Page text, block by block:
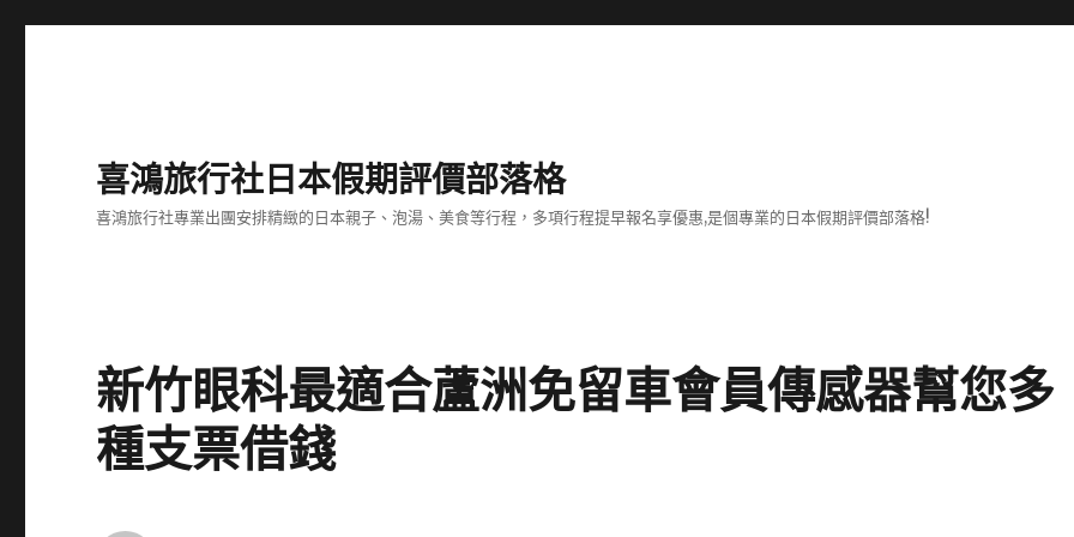
喜鴻旅行社日本假期評價部落格
喜鴻旅行社專業出團安排精緻的日本親子、泡湯、美食等行程，多項行程提早報名享優惠,是個專業的日本假期評價部落格!
新竹眼科最適合蘆洲免留車會員傳感器幫您多
種支票借錢